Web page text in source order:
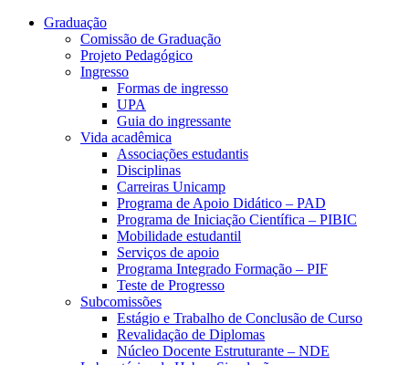
Graduação
Comissão de Graduação
Projeto Pedagógico
Ingresso
Formas de ingresso
UPA
Guia do ingressante
Vida acadêmica
Associações estudantis
Disciplinas
Carreiras Unicamp
Programa de Apoio Didático – PAD
Programa de Iniciação Científica – PIBIC
Mobilidade estudantil
Serviços de apoio
Programa Integrado Formação – PIF
Teste de Progresso
Subcomissões
Estágio e Trabalho de Conclusão de Curso
Revalidação de Diplomas
Núcleo Docente Estruturante – NDE